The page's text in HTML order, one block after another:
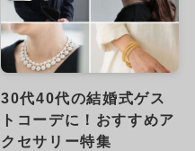
30代40代の結婚式ゲス
トコーデに！おすすめア
クセサリー特集